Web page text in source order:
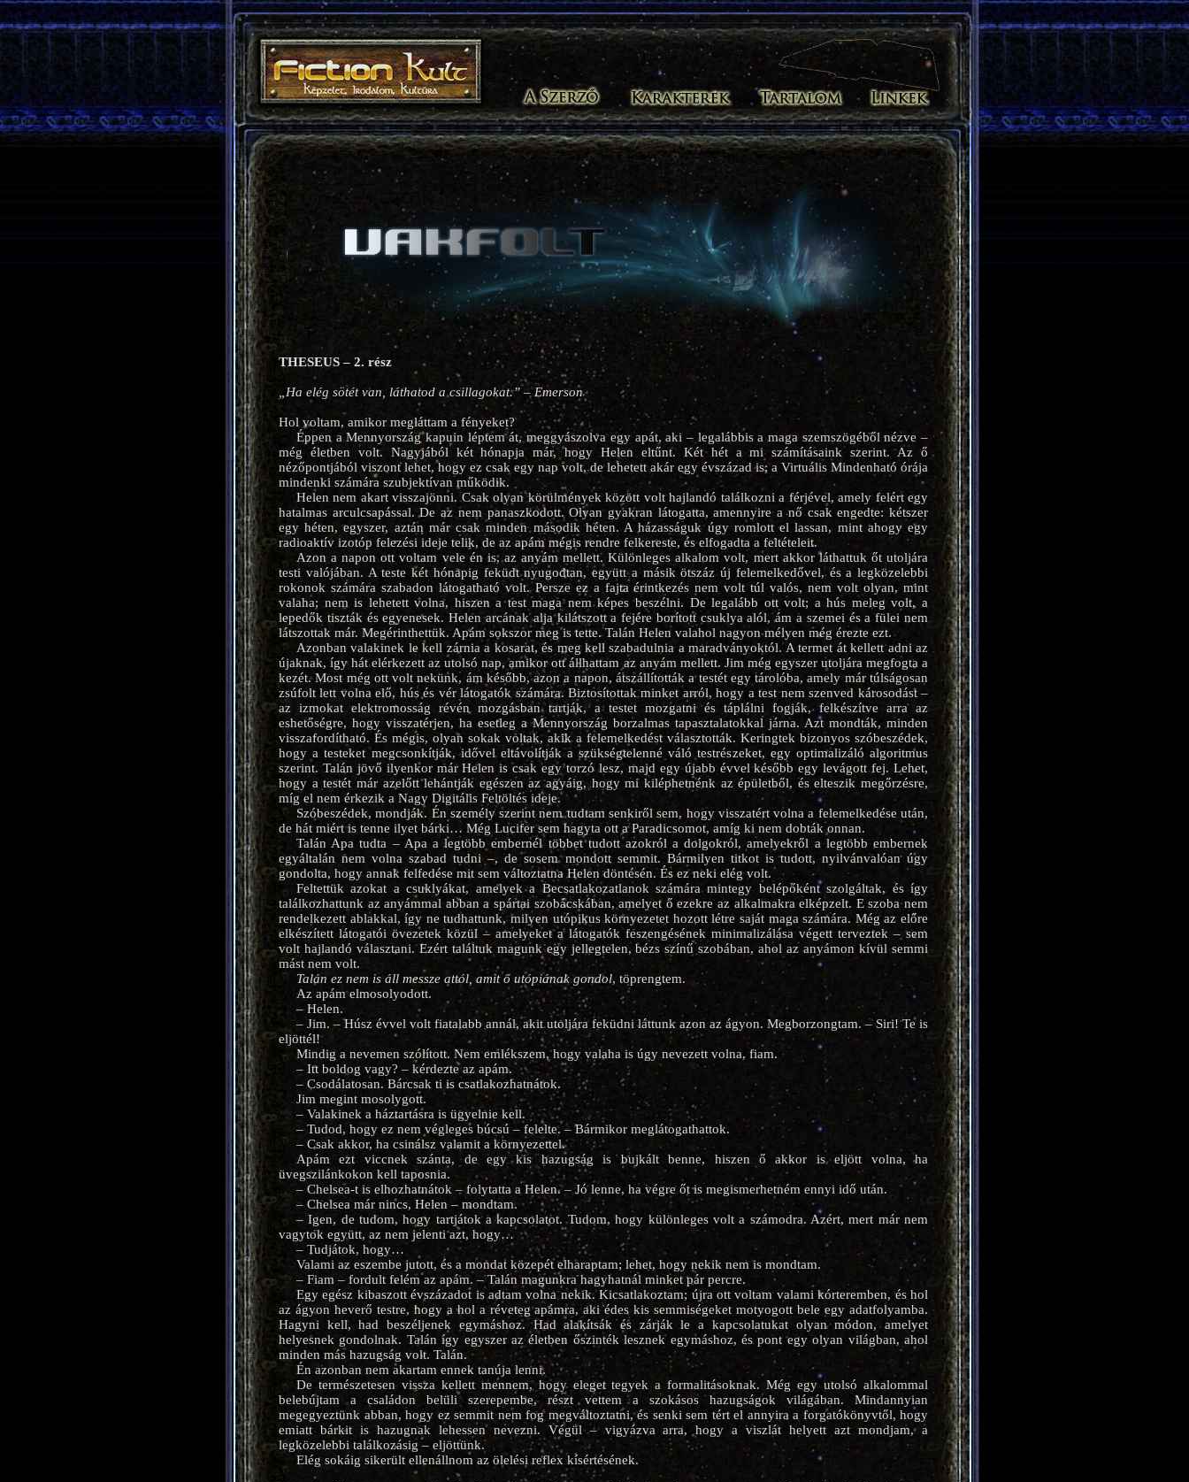
THESEUS – 2. rész
„Ha elég sötét van, láthatod a csillagokat.” – Emerson
Hol voltam, amikor megláttam a fényeket?
Éppen a Mennyország kapuin léptem át, meggyászolva egy apát, aki – legalábbis a maga szemszögéből nézve –
még életben volt. Nagyjából két hónapja már, hogy Helen eltűnt. Két hét a mi számításaink szerint. Az ő
nézőpontjából viszont lehet, hogy ez csak egy nap volt, de lehetett akár egy évszázad is; a Virtuális Mindenható órája
mindenki számára szubjektívan működik.
Helen nem akart visszajönni. Csak olyan körülmények között volt hajlandó találkozni a férjével, amely felért egy
hatalmas arculcsapással. De az nem panaszkodott. Olyan gyakran látogatta, amennyire a nő csak engedte: kétszer
egy héten, egyszer, aztán már csak minden második héten. A házasságuk úgy romlott el lassan, mint ahogy egy
radioaktív izotóp felezési ideje telik, de az apám mégis rendre felkereste, és elfogadta a feltételeit.
Azon a napon ott voltam vele én is, az anyám mellett. Különleges alkalom volt, mert akkor láthattuk őt utoljára
testi valójában. A teste két hónapig feküdt nyugodtan, együtt a másik ötszáz új felemelkedővel, és a legközelebbi
rokonok számára szabadon látogatható volt. Persze ez a fajta érintkezés nem volt túl valós, nem volt olyan, mint
valaha; nem is lehetett volna, hiszen a test maga nem képes beszélni. De legalább ott volt; a hús meleg volt, a
lepedők tiszták és egyenesek. Helen arcának alja kilátszott a fejére borított csuklya alól, ám a szemei és a fülei nem
látszottak már. Megérinthettük. Apám sokszor meg is tette. Talán Helen valahol nagyon mélyen még érezte ezt.
Azonban valakinek le kell zárnia a kosarat, és meg kell szabadulnia a maradványoktól. A termet át kellett adni az
újaknak, így hát elérkezett az utolsó nap, amikor ott állhattam az anyám mellett. Jim még egyszer utoljára megfogta a
kezét. Most még ott volt nekünk, ám később, azon a napon, átszállították a testét egy tárolóba, amely már túlságosan
zsúfolt lett volna elő, hús és vér látogatók számára. Biztosítottak minket arról, hogy a test nem szenved károsodást –
az izmokat elektromosság révén mozgásban tartják, a testet mozgatni és táplálni fogják, felkészítve arra az
eshetőségre, hogy visszatérjen, ha esetleg a Mennyország borzalmas tapasztalatokkal járna. Azt mondták, minden
visszafordítható. És mégis, olyan sokak voltak, akik a felemelkedést választották. Keringtek bizonyos szóbeszédek,
hogy a testeket megcsonkítják, idővel eltávolítják a szükségtelenné váló testrészeket, egy optimalizáló algoritmus
szerint. Talán jövő ilyenkor már Helen is csak egy torzó lesz, majd egy újabb évvel később egy levágott fej. Lehet,
hogy a testét már azelőtt lehántják egészen az agyáig, hogy mi kiléphetnénk az épületből, és elteszik megőrzésre,
míg el nem érkezik a Nagy Digitális Feltöltés ideje.
Szóbeszédek, mondják. Én személy szerint nem tudtam senkiről sem, hogy visszatért volna a felemelkedése után,
de hát miért is tenne ilyet bárki… Még Lucifer sem hagyta ott a Paradicsomot, amíg ki nem dobták onnan.
Talán Apa tudta – Apa a legtöbb embernél többet tudott azokról a dolgokról, amelyekről a legtöbb embernek
egyáltalán nem volna szabad tudni –, de sosem mondott semmit. Bármilyen titkot is tudott, nyilvánvalóan úgy
gondolta, hogy annak felfedése mit sem változtatna Helen döntésén. És ez neki elég volt.
Feltettük azokat a csuklyákat, amelyek a Becsatlakozatlanok számára mintegy belépőként szolgáltak, és így
találkozhattunk az anyámmal abban a spártai szobácskában, amelyet ő ezekre az alkalmakra elképzelt. E szoba nem
rendelkezett ablakkal, így ne tudhattunk, milyen utópikus környezetet hozott létre saját maga számára. Még az előre
elkészített látogatói övezetek közül – amelyeket a látogatók feszengésének minimalizálása végett terveztek – sem
volt hajlandó választani. Ezért találtuk magunk egy jellegtelen, bézs színű szobában, ahol az anyámon kívül semmi
mást nem volt.
Talán ez nem is áll messze attól, amit ő utópiának gondol, töprengtem.
Az apám elmosolyodott.
– Helen.
– Jim. – Húsz évvel volt fiatalabb annál, akit utoljára feküdni láttunk azon az ágyon. Megborzongtam. – Siri! Te is
eljöttél!
Mindig a nevemen szólított. Nem emlékszem, hogy valaha is úgy nevezett volna, fiam.
– Itt boldog vagy? – kérdezte az apám.
– Csodálatosan. Bárcsak ti is csatlakozhatnátok.
Jim megint mosolygott.
– Valakinek a háztartásra is ügyelnie kell.
– Tudod, hogy ez nem végleges búcsú – felelte. – Bármikor meglátogathattok.
– Csak akkor, ha csinálsz valamit a környezettel.
Apám ezt viccnek szánta, de egy kis hazugság is bujkált benne, hiszen ő akkor is eljött volna, ha
üvegszilánkokon kell taposnia.
– Chelsea-t is elhozhatnátok – folytatta a Helen. – Jó lenne, ha végre őt is megismerhetném ennyi idő után.
– Chelsea már nincs, Helen – mondtam.
– Igen, de tudom, hogy tartjátok a kapcsolatot. Tudom, hogy különleges volt a számodra. Azért, mert már nem
vagytok együtt, az nem jelenti azt, hogy…
– Tudjátok, hogy…
Valami az eszembe jutott, és a mondat közepét elharaptam; lehet, hogy nekik nem is mondtam.
– Fiam – fordult felém az apám. – Talán magunkra hagyhatnál minket pár percre.
Egy egész kibaszott évszázadot is adtam volna nekik. Kicsatlakoztam; újra ott voltam valami kórteremben, és hol
az ágyon heverő testre, hogy a hol a réveteg apámra, aki édes kis semmiségeket motyogott bele egy adatfolyamba.
Hagyni kell, had beszéljenek egymáshoz. Had alakítsák és zárják le a kapcsolatukat olyan módon, amelyet
helyesnek gondolnak. Talán így egyszer az életben őszinték lesznek egymáshoz, és pont egy olyan világban, ahol
minden más hazugság volt. Talán.
Én azonban nem akartam ennek tanúja lenni.
De természetesen vissza kellett mennem, hogy eleget tegyek a formalitásoknak. Még egy utolsó alkalommal
belebújtam a családon belüli szerepembe, részt vettem a szokásos hazugságok világában. Mindannyian
megegyeztünk abban, hogy ez semmit nem fog megváltoztatni, és senki sem tért el annyira a forgatókönyvtől, hogy
emiatt bárkit is hazugnak lehessen nevezni. Végül – vigyázva arra, hogy a viszlát helyett azt mondjam, a
legközelebbi találkozásig – eljöttünk.
Elég sokáig sikerült ellenállnom az ölelési reflex kísértésének.